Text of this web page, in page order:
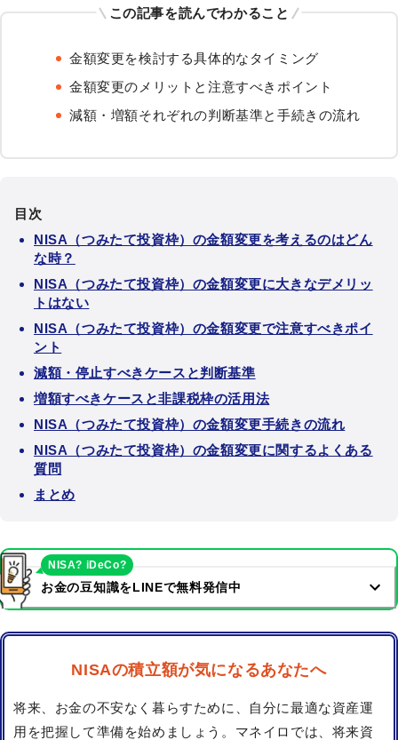
この記事を読んでわかること
金額変更を検討する具体的なタイミング
金額変更のメリットと注意すべきポイント
減額・増額それぞれの判断基準と手続きの流れ
目次
NISA（つみたて投資枠）の金額変更を考えるのはどん
な時？
NISA（つみたて投資枠）の金額変更に大きなデメリッ
トはない
NISA（つみたて投資枠）の金額変更で注意すべきポイ
ント
減額・停止すべきケースと判断基準
増額すべきケースと非課税枠の活用法
NISA（つみたて投資枠）の金額変更手続きの流れ
NISA（つみたて投資枠）の金額変更に関するよくある
質問
まとめ
お金の豆知識をLINEで無料発信中
NISA? iDeCo?
NISAの積立額が気になるあなたへ
将来、お金の不安なく暮らすために、自分に最適な資産運
用を把握して準備を始めましょう。マネイロでは、将来資